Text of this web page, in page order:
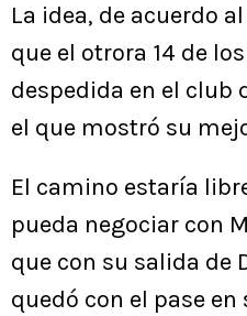
La idea, de acuerdo
que el otrora 14 de
despedida en el club
el que mostró su
El camino estaría
pueda negociar con
que con su salida de
quedó con el pase en